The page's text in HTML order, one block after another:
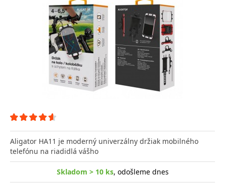
Aligator HA11 je moderný univerzálny držiak mobilného
telefónu na riadidlá vášho
Skladom > 10 ks, odošleme dnes